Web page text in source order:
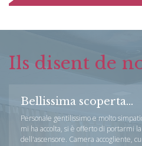
Ils disent de
Bellissima scoperta...
Personale gentilissimo e molto
mi ha accolta, si è offerto di portarmi
dell'ascensore. Camera accogliente,